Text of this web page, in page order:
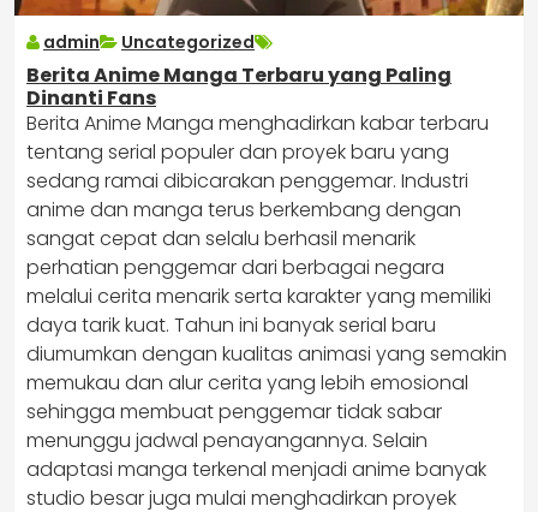
admin Uncategorized
Berita Anime Manga Terbaru yang Paling
Dinanti Fans
Berita Anime Manga menghadirkan kabar terbaru
tentang serial populer dan proyek baru yang
sedang ramai dibicarakan penggemar. Industri
anime dan manga terus berkembang dengan
sangat cepat dan selalu berhasil menarik
perhatian penggemar dari berbagai negara
melalui cerita menarik serta karakter yang memiliki
daya tarik kuat. Tahun ini banyak serial baru
diumumkan dengan kualitas animasi yang semakin
memukau dan alur cerita yang lebih emosional
sehingga membuat penggemar tidak sabar
menunggu jadwal penayangannya. Selain
adaptasi manga terkenal menjadi anime banyak
studio besar juga mulai menghadirkan proyek